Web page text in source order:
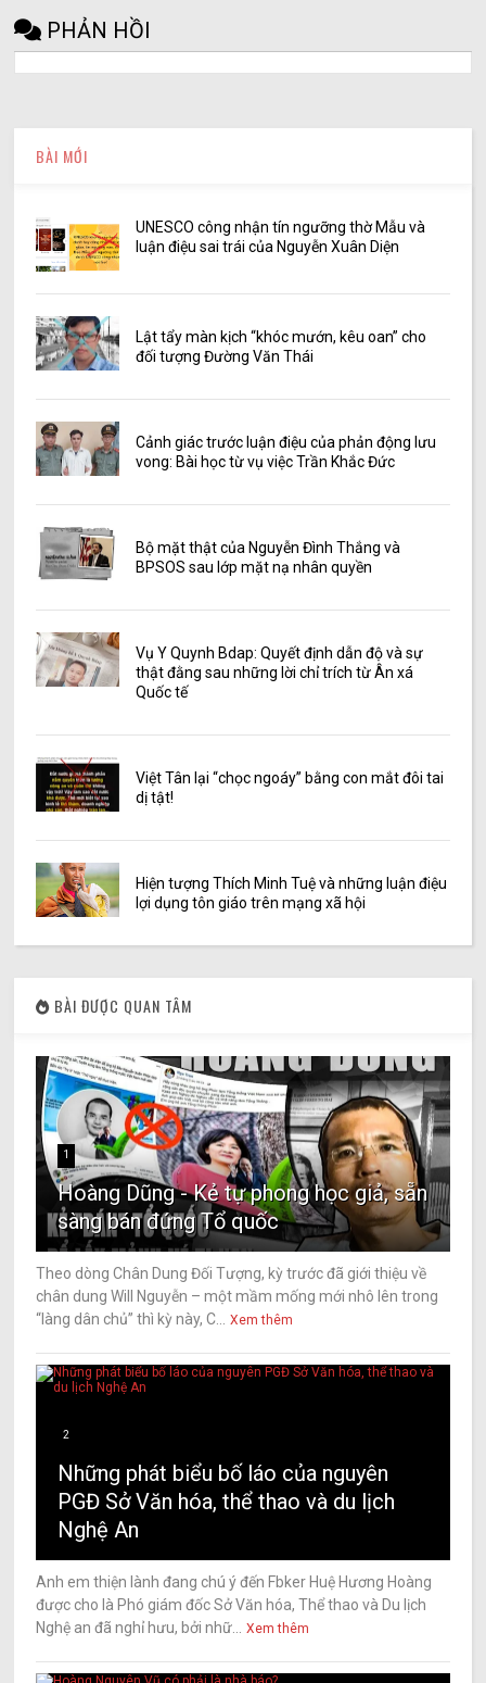
PHẢN HỒI
BÀI MỚI
UNESCO công nhận tín ngưỡng thờ Mẫu và
luận điệu sai trái của Nguyễn Xuân Diện
Lật tẩy màn kịch “khóc mướn, kêu oan” cho
đối tượng Đường Văn Thái
Cảnh giác trước luận điệu của phản động lưu
vong: Bài học từ vụ việc Trần Khắc Đức
Bộ mặt thật của Nguyễn Đình Thắng và
BPSOS sau lớp mặt nạ nhân quyền
Vụ Y Quynh Bdap: Quyết định dẫn độ và sự
thật đằng sau những lời chỉ trích từ Ân xá
Quốc tế
Việt Tân lại “chọc ngoáy” bằng con mắt đôi tai
dị tật!
Hiện tượng Thích Minh Tuệ và những luận điệu
lợi dụng tôn giáo trên mạng xã hội
BÀI ĐƯỢC QUAN TÂM
1
Hoàng Dũng - Kẻ tự phong học giả, sẵn
sàng bán đứng Tổ quốc
Theo dòng Chân Dung Đối Tượng, kỳ trước đã giới thiệu về
chân dung Will Nguyễn – một mầm mống mới nhô lên trong
“làng dân chủ” thì kỳ này, C...
Xem thêm
2
Những phát biểu bố láo của nguyên
PGĐ Sở Văn hóa, thể thao và du lịch
Nghệ An
Anh em thiện lành đang chú ý đến Fbker Huệ Hương Hoàng
được cho là Phó giám đốc Sở Văn hóa, Thể thao và Du lịch
Nghệ an đã nghỉ hưu, bởi nhữ...
Xem thêm